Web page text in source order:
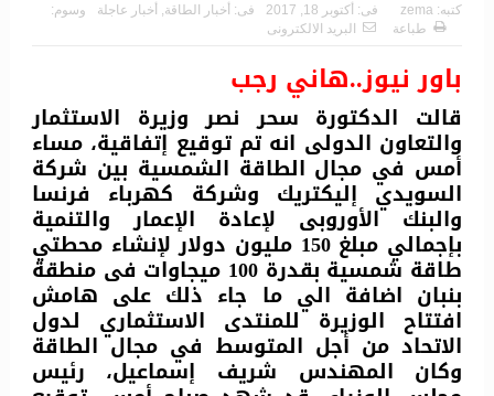
كتبه: zema فى: أكتوبر 18, 2017 فى: أخبار الطاقة, أخبار عاجلة
وسوم:
طباعة
البريد الالكترونى
باور نيوز..هاني رجب
قالت الدكتورة سحر نصر وزيرة الاستثمار
والتعاون الدولى انه تم توقيع إتفاقية، مساء
أمس في مجال الطاقة الشمسية بين شركة
السويدي إليكتريك وشركة كهرباء فرنسا
والبنك الأوروبى لإعادة الإعمار والتنمية
بإجمالي مبلغ 150 مليون دولار لإنشاء محطتي
طاقة شمسية بقدرة 100 ميجاوات فى منطقة
بنبان اضافة الي ما جاء ذلك على هامش
افتتاح الوزيرة للمنتدى الاستثماري لدول
الاتحاد من أجل المتوسط في مجال الطاقة
وكان المهندس شريف إسماعيل، رئيس